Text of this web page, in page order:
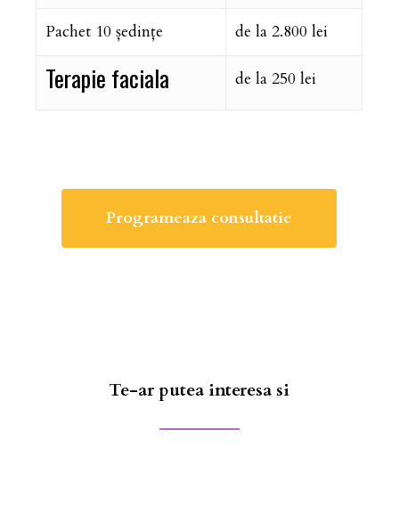
Pachet 10 ședințe de la 2.800 lei
Terapie faciala de la 250 lei
Programeaza consultatie
Te-ar putea interesa si